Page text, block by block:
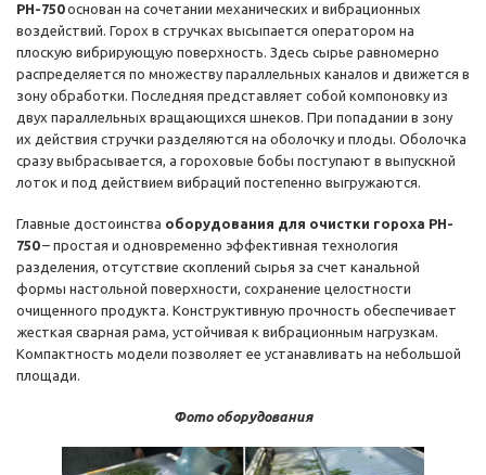
PH-750основан на сочетании механических и вибрационных
воздействий. Горох в стручках высыпается оператором на
плоскую вибрирующую поверхность. Здесь сырье равномерно
распределяется по множеству параллельных каналов и движется в
зону обработки. Последняя представляет собой компоновку из
двух параллельных вращающихся шнеков. При попадании в зону
их действия стручки разделяются на оболочку и плоды. Оболочка
сразу выбрасывается, а гороховые бобы поступают в выпускной
лоток и под действием вибраций постепенно выгружаются.
Главные достоинства оборудования для очистки гороха PH-
750– простая и одновременно эффективная технология
разделения, отсутствие скоплений сырья за счет канальной
формы настольной поверхности, сохранение целостности
очищенного продукта. Конструктивную прочность обеспечивает
жесткая сварная рама, устойчивая к вибрационным нагрузкам.
Компактность модели позволяет ее устанавливать на небольшой
площади.
Фото оборудования